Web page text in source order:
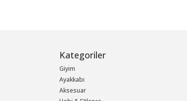
Kategoriler
Giyim
Ayakkabı
Aksesuar